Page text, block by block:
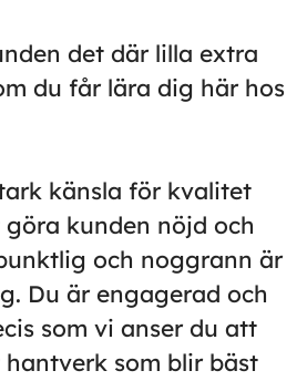
det där lilla extra
du får lära dig här hos
känsla för kvalitet
kunden nöjd och
och noggrann är
Du är engagerad och
som vi anser du att
som blir bäst